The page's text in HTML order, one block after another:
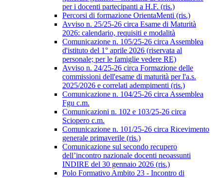
per i docenti partecipanti a H.F. (ris.)
Percorsi di formazione OrientaMenti (ris.)
Avviso n. 25/25-26 circa Esame di Maturità
2026: calendario, requisiti e modalità
Comunicazione n. 105/25-26 circa Assemblea
d'istituto del 1° aprile 2026 (riservata al
personale; per le famiglie vedere RE)
Avviso n. 24/25-26 circa Formazione delle
commissioni dell'esame di maturità per l'a.s.
2025/2026 e correlati adempimenti (ris.)
Comunicazione n. 104/25-26 circa Assemblea
Fgu c.m.
Comunicazioni n. 102 e 103/25-26 circa
Sciopero c.m.
Comunicazione n. 101/25-26 circa Ricevimento
generale primaverile (ris.)
Comunicazione sul secondo recupero
dell’incontro nazionale docenti neoassunti
INDIRE del 30 gennaio 2026 (ris.)
Polo Formativo Ambito 23 - Incontro di